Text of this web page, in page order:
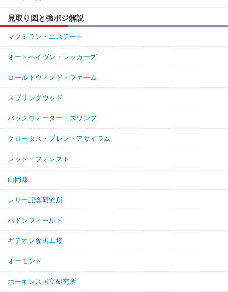
見取り図と強ポジ解説
マクミラン・エステート
オートヘイヴン・レッカーズ
コールドウィンド・ファーム
スプリングウッド
バックウォーター・スワンプ
クロータス・プレン・アサイラム
レッド・フォレスト
山岡邸
レリー記念研究所
ハドンフィールド
ギデオン食肉工場
オーモンド
ホーキンス国立研究所